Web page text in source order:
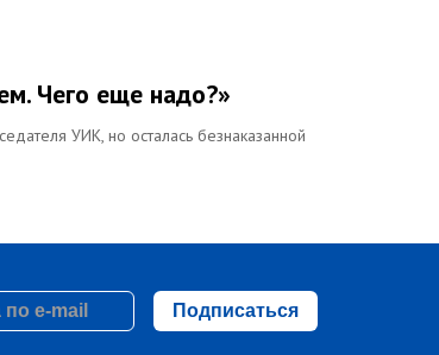
Чего еще надо?»
УИК, но осталась безнаказанной
Подписаться